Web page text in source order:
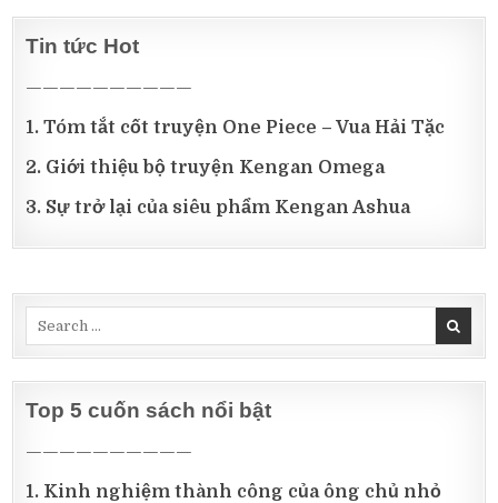
Tin tức Hot
——————————
1. Tóm tắt cốt truyện One Piece – Vua Hải Tặc
2. Giới thiệu bộ truyện Kengan Omega
3. Sự trở lại của siêu phẩm Kengan Ashua
Top 5 cuốn sách nổi bật
——————————
1. Kinh nghiệm thành công của ông chủ nhỏ